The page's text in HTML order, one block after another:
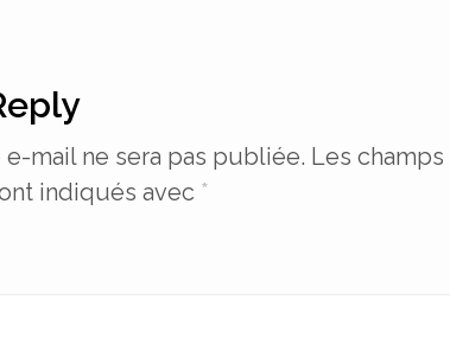
mail ne sera pas publiée. Les champs
indiqués avec *